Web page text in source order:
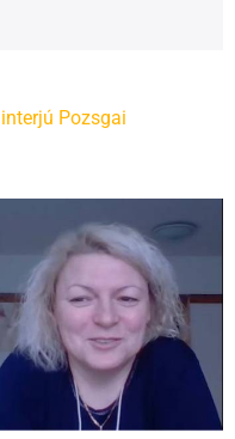
Pozsgai